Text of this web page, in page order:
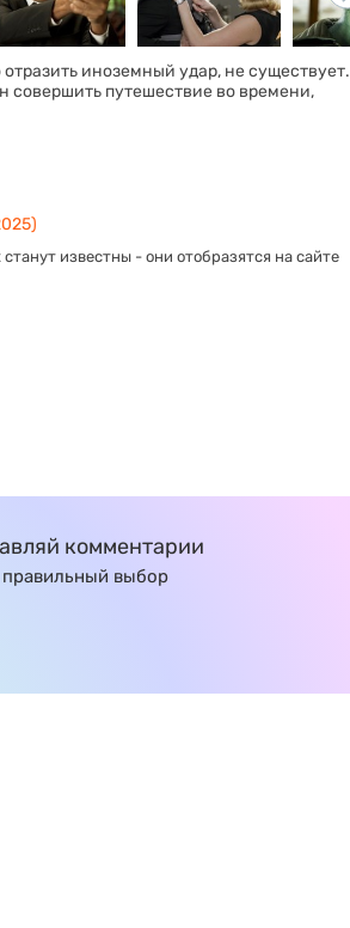
иноземный удар, не существует.
совершить путешествие во времени,
известны - они отобразятся на сайте
комментарии
правильный выбор